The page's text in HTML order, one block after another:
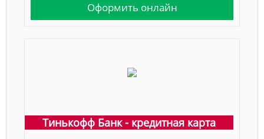
Оформить онлайн
Тинькофф Банк - кредитная карта